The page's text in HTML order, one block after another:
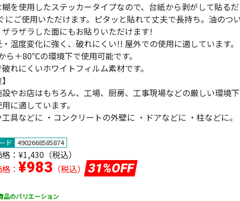
を使用したステッカータイプなので、台紙から剥がして貼るだ
にご使用いただけます。ピタッと貼れて丈夫で長持ち。油のつ
ザラザラした面にもお貼りいただけます!
温度変化に強く、破れにくい!! 屋外での使用に適しています。
ら＋80℃の環境下で使用可能です。
れにくいホワイトフィルム素材です。
やお店はもちろん、工場、厨房、工事現場などの厳しい環境下
に適しています。
具などに ・コンクリートの外壁に ・ドアなどに ・柱などに。
ド 4902668585874
： ¥1,430 （税込）
： ¥983 （税込） 31%OFF
品のバリエーション